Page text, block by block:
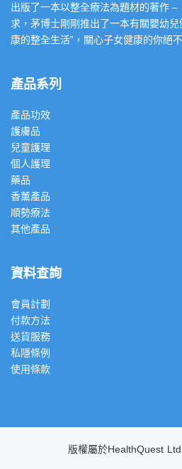
出版了一本以整全療法為題材的著作
求，茅博士剛剛推出了一本有關嬰幼
康的整全生活”，關心子女健康的你絕
產品系列
產品功效
護膚品
兒童護理
個人護理
藥品
香薰產品
順勢療法
其他產品
資料查詢
會員計劃
付款方法
送貨服務
私隱條例
使用條款
版權屬於HealthQuest